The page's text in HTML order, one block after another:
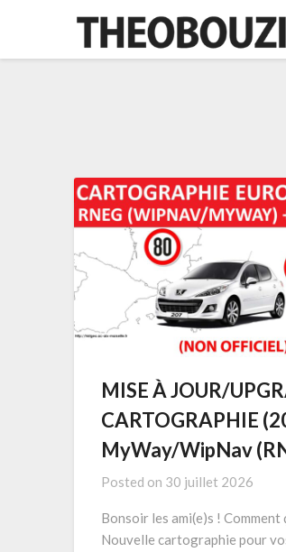
content
MISE À JOUR/
CARTOGRAPHIE
MyWay/WipNav
Posted on 30 juillet 2026
Bonsoir les ami(e)s ! Comment
Nouvelle cartographie pour